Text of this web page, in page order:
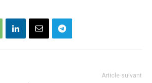
Article suivant